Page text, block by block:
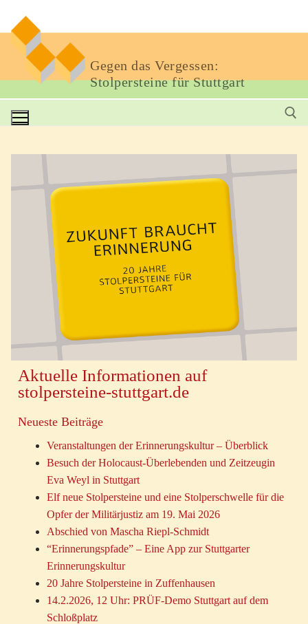
Gegen das Vergessen:
Stolpersteine für Stuttgart
Aktuelle Informationen auf
stolpersteine-stuttgart.de
Neueste Beiträge
Veranstaltungen der Erinnerungskultur – Überblick
Besuch der Holocaust-Überlebenden und Zeitzeugin
Eva Weyl in Stuttgart
Elf neue Stolpersteine und eine Stolperschwelle für die
Opfer der Militärjustiz am 19. Mai 2026
Abschied von Mascha Riepl-Schmidt
“Erinnerungspfade” – Eine App zur Stuttgarter
Erinnerungskultur
20 Jahre Stolpersteine in Zuffenhausen
14.2.2026, 12 Uhr: PRÜF-Demo Stuttgart auf dem
Schloßplatz